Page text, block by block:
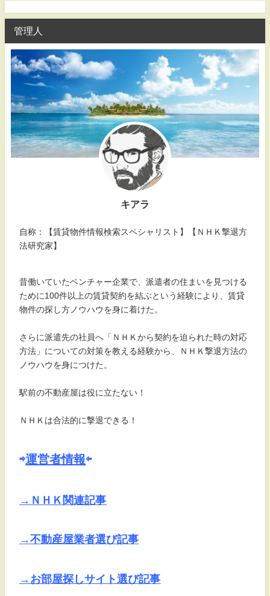
管理人
キアラ
自称：【賃貸物件情報検索スペシャリスト】【ＮＨＫ撃退方
法研究家】
昔働いていたベンチャー企業で、派遣者の住まいを見つける
ために100件以上の賃貸契約を結ぶという経験により、賃貸
物件の探し方ノウハウを身に着けた。
さらに派遣先の社員へ「ＮＨＫから契約を迫られた時の対応
方法」についての対策を教える経験から、ＮＨＫ撃退方法の
ノウハウを身につけた。
駅前の不動産屋は役に立たない！
ＮＨＫは合法的に撃退できる！
⇨運営者情報⇦
→ＮＨＫ関連記事
→不動産屋業者選び記事
→お部屋探しサイト選び記事